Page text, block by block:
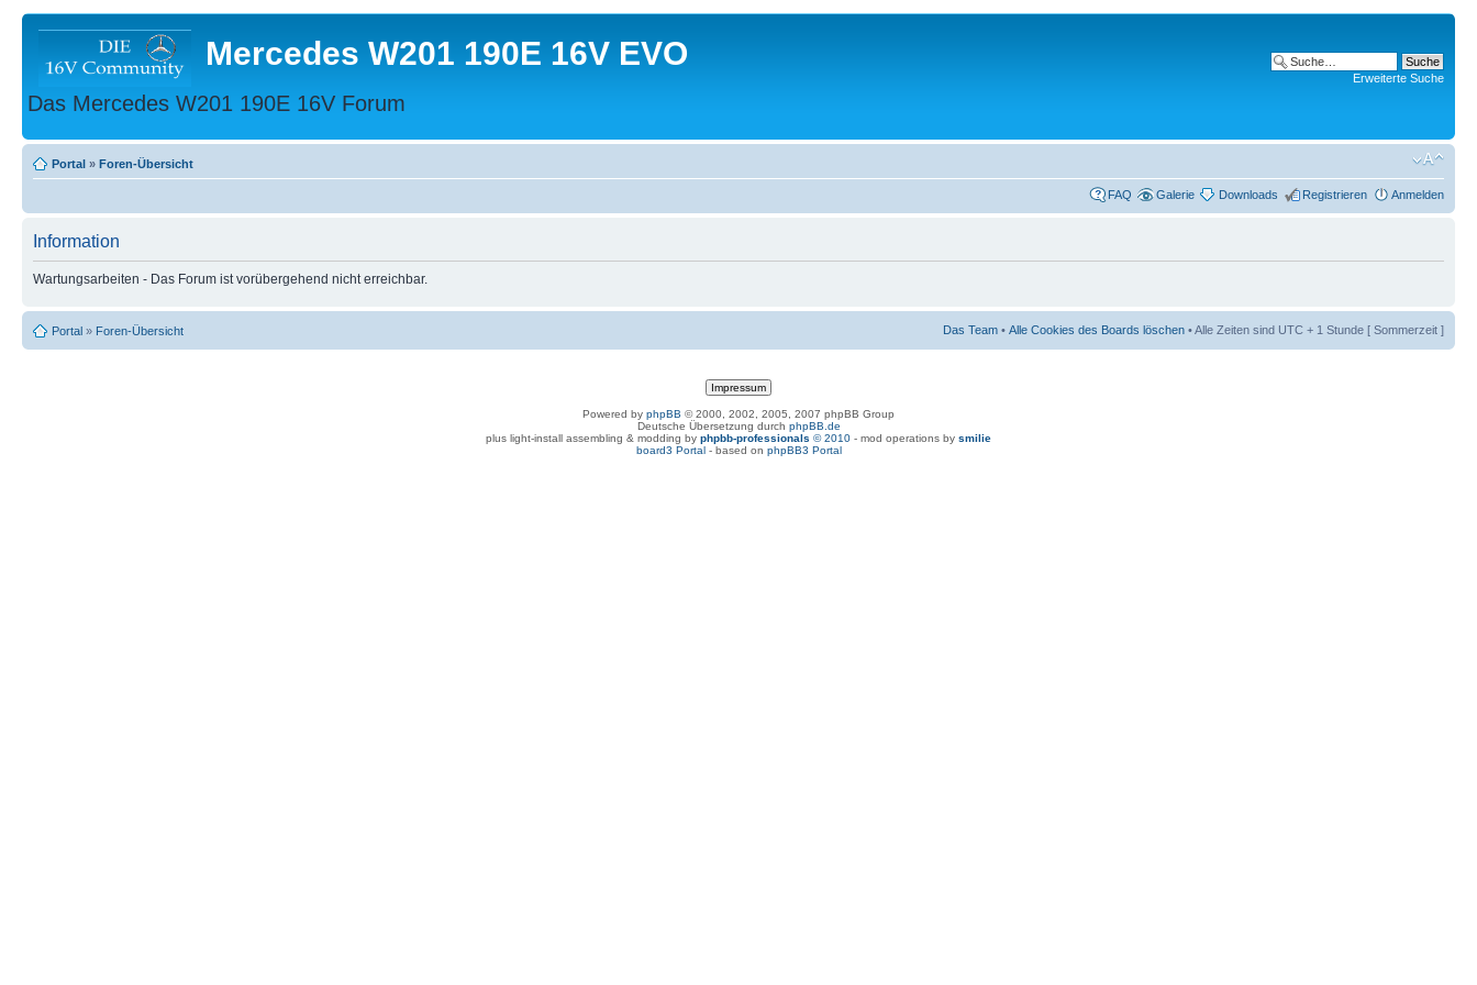
Mercedes W201 190E 16V EVO
Das Mercedes W201 190E 16V Forum
Erweiterte Suche
Portal » Foren-Übersicht
FAQ Galerie Downloads Registrieren Anmelden
Information
Wartungsarbeiten - Das Forum ist vorübergehend nicht erreichbar.
Portal » Foren-Übersicht Das Team • Alle Cookies des Boards löschen • Alle Zeiten sind UTC + 1 Stunde [ Sommerzeit ]
Powered by phpBB © 2000, 2002, 2005, 2007 phpBB Group
Deutsche Übersetzung durch phpBB.de
plus light-install assembling & modding by phpbb-professionals © 2010 - mod operations by smilie
board3 Portal- based on phpBB3 Portal